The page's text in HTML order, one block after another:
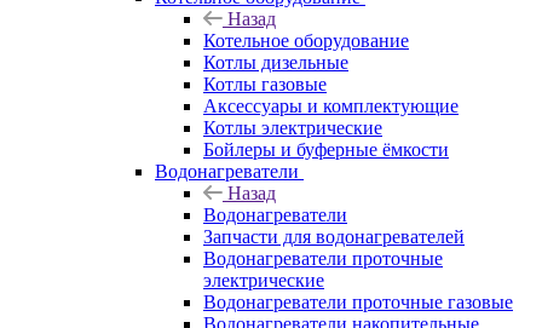
Назад
Котельное оборудование
Котлы дизельные
Котлы газовые
Аксессуары и комплектующие
Котлы электрические
Бойлеры и буферные ёмкости
Водонагреватели
Назад
Водонагреватели
Запчасти для водонагревателей
Водонагреватели проточные
электрические
Водонагреватели проточные газовые
Водонагреватели накопительные